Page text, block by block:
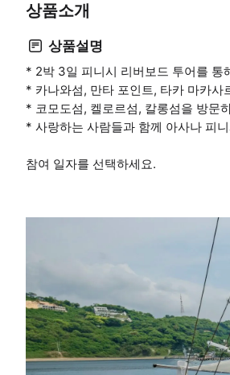
상품소개
상품설명
* 2박 3일 피니시 리버보드 투어를 통
* 카나와섬, 만타 포인트, 타카 마카
* 코모도섬, 켈로르섬, 칼롱섬을 방문
* 사랑하는 사람들과 함께 아사나 피
참여 일자를 선택하세요.